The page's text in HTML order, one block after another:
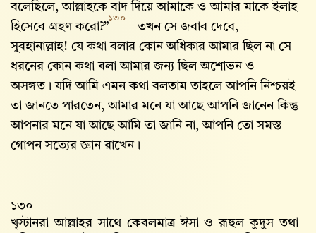
বলেছিলে, আল্লাহকে বাদ দিয়ে আমাকে ও আমার মাকে ইলাহ
হিসেবে গ্রহণ করো?”
১৩০
তখন সে জবাব দেবে,
সুবহানাল্লাহ! যে কথা বলার কোন অধিকার আমার ছিল না সে
ধরনের কোন কথা বলা আমার জন্য ছিল অশোভন ও
অসঙ্গত। যদি আমি এমন কথা বলতাম তাহলে আপনি নিশ্চয়ই
তা জানতে পারতেন, আমার মনে যা আছে আপনি জানেন কিন্তু
আপনার মনে যা আছে আমি তা জানি না, আপনি তো সমস্ত
গোপন সত্যের জ্ঞান রাখেন।
১৩০
খৃস্টানরা আল্লাহর সাথে কেবলমাত্র ঈসা ও রূহুল কুদুস তথা